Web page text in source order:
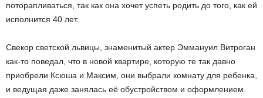
поторапливаться, так как она хочет успеть родить до того, как ей
исполнится 40 лет.
Свекор светской львицы, знаменитый актер Эммануил Витроган
как-то поведал, что в новой квартире, которую те так давно
приобрели Ксюша и Максим, они выбрали комнату для ребенка,
и ведущая даже занялась её обустройством и оформлением.